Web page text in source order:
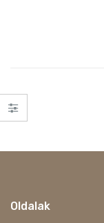
Oldalak